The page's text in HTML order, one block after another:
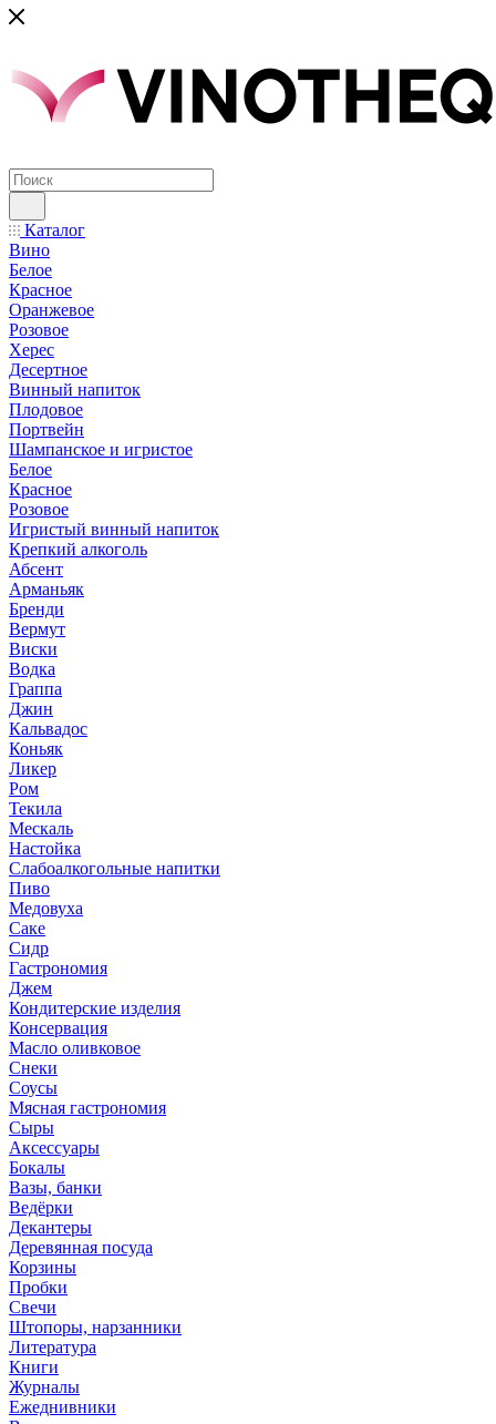
Каталог
Вино
Белое
Красное
Оранжевое
Розовое
Херес
Десертное
Винный напиток
Плодовое
Портвейн
Шампанское и игристое
Белое
Красное
Розовое
Игристый винный напиток
Крепкий алкоголь
Абсент
Арманьяк
Бренди
Вермут
Виски
Водка
Граппа
Джин
Кальвадос
Коньяк
Ликер
Ром
Текила
Мескаль
Настойка
Слабоалкогольные напитки
Пиво
Медовуха
Саке
Сидр
Гастрономия
Джем
Кондитерские изделия
Консервация
Масло оливковое
Снеки
Соусы
Мясная гастрономия
Сыры
Аксессуары
Бокалы
Вазы, банки
Ведёрки
Декантеры
Деревянная посуда
Корзины
Пробки
Свечи
Штопоры, нарзанники
Литература
Книги
Журналы
Ежеднивники